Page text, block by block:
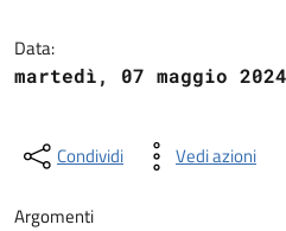
Data:
martedì, 07 maggio 2024
Condividi Vedi azioni
Argomenti